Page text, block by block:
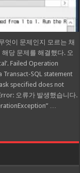
엇이 문제인지 모르는 채
당 문제를 해결했다. 오
Failed Operation
SQL statement
specified does not
오류가 발생했습니다.
…